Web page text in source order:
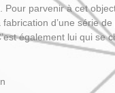
Pour parvenir à cet
d’une série
également lui qui se